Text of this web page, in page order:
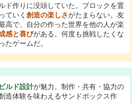
ド作りに没頭していた。ブロックを置
ていく 創造の楽しさがたまらない。友
高で、自分の作った世界を他の人が楽
感と喜びがある。何度も挑戦したくな
たゲームだ。
ルド設計が魅力。制作・共有・協力の
造体験を味わえるサンドボックス作